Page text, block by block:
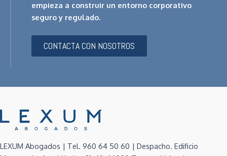
empieza a construir un entorno corporativo
seguro y regulado.
CONTACTA CON NOSOTROS
LEXUM Abogados | Tel. 960 64 50 60 | Despacho. Edificio